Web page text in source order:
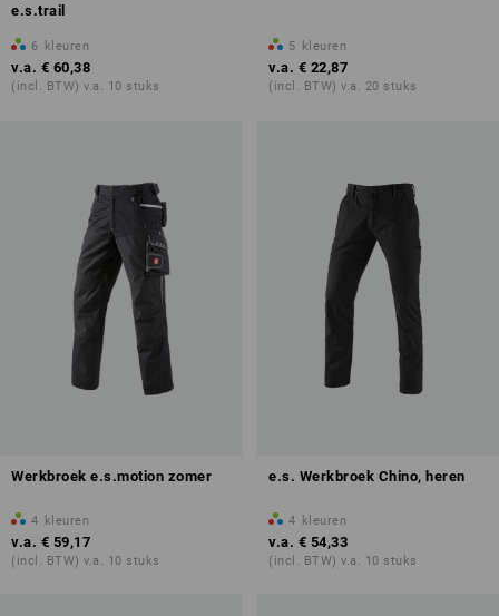
e.s.trail
6 kleuren
v.a. € 60,38
(incl. BTW) v.a. 10 stuks
5 kleuren
v.a. € 22,87
(incl. BTW) v.a. 20 stuks
Werkbroek e.s.motion zomer
4 kleuren
v.a. € 59,17
(incl. BTW) v.a. 10 stuks
e.s. Werkbroek Chino, heren
4 kleuren
v.a. € 54,33
(incl. BTW) v.a. 10 stuks